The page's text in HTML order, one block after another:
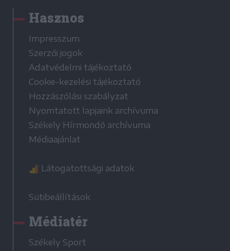
Hasznos
Impresszum
Szerzői jogok
Adatvédelmi tájékoztató
Cookie-kezelési tájékoztató
Hozzászólási szabályzat
Nyomtatott lapjaink archívuma
Székely Hírmondó archívuma
Médiaajánlat
Látogatottsági adatok
Sütibeállítások
Médiatér
Székely Sport